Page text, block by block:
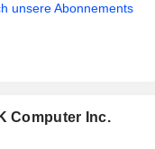
unsere Abonnements
Computer Inc.